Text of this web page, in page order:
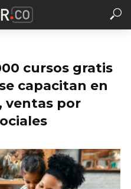
cursos gratis
capacitan en
ventas por